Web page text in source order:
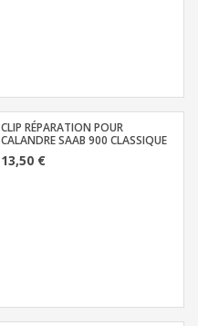
CLIP RÉPARATION POUR
CALANDRE SAAB 900 CLASSIQUE
13,50 €